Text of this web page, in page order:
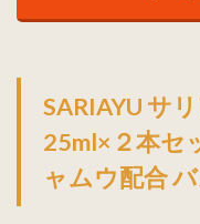
イトリー
オイル
選べる４
SARIAYU サ
25ml×２本セ
ャムウ配合